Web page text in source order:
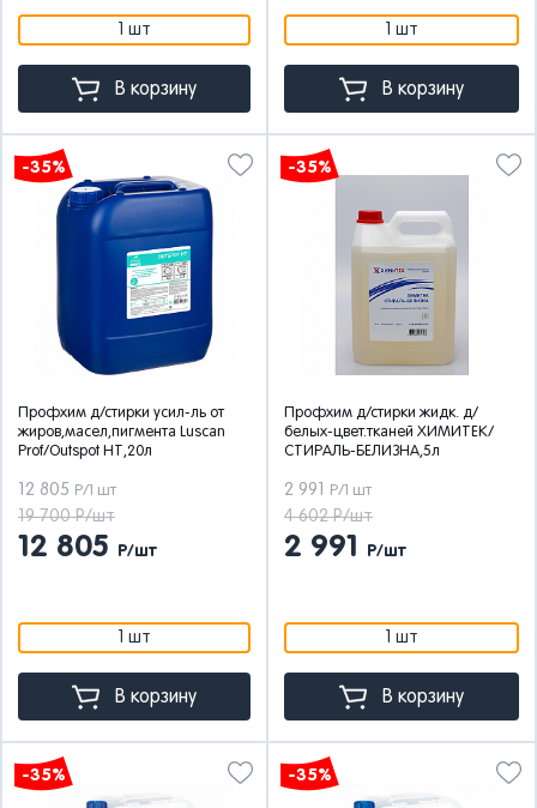
1 шт
В корзину
1 шт
В корзину
-35%
Профхим д/стирки усил-ль от
жиров,масел,пигмента Luscan
Prof/Outspot НТ,20л
12 805 Р/1 шт
19 700 Р/шт
12 805 Р/шт
1 шт
В корзину
-35%
Профхим д/стирки жидк. д/
белых-цвет.тканей ХИМИТЕК/
СТИРАЛЬ-БЕЛИЗНА,5л
2 991 Р/1 шт
4 602 Р/шт
2 991 Р/шт
1 шт
В корзину
-35% -35%